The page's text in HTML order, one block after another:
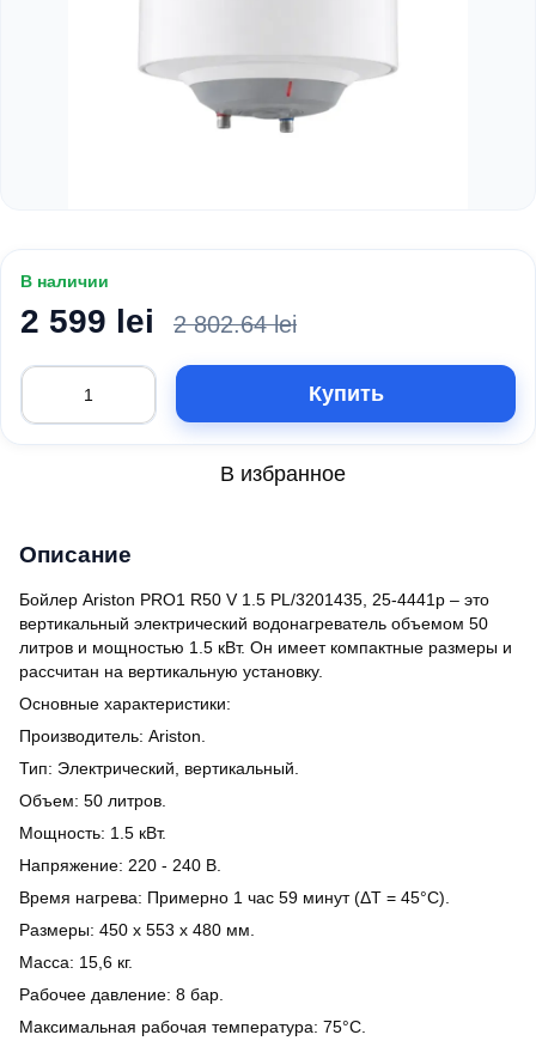
В наличии
2 599 lei 2 802.64 lei
Купить
В избранное
Описание
Бойлер Ariston PRO1 R50 V 1.5 PL/3201435, 25-4441p – это
вертикальный электрический водонагреватель объемом 50
литров и мощностью 1.5 кВт. Он имеет компактные размеры и
рассчитан на вертикальную установку.
Основные характеристики:
Производитель: Ariston.
Тип: Электрический, вертикальный.
Объем: 50 литров.
Мощность: 1.5 кВт.
Напряжение: 220 - 240 В.
Время нагрева: Примерно 1 час 59 минут (ΔT = 45°C).
Размеры: 450 x 553 x 480 мм.
Масса: 15,6 кг.
Рабочее давление: 8 бар.
Максимальная рабочая температура: 75°C.